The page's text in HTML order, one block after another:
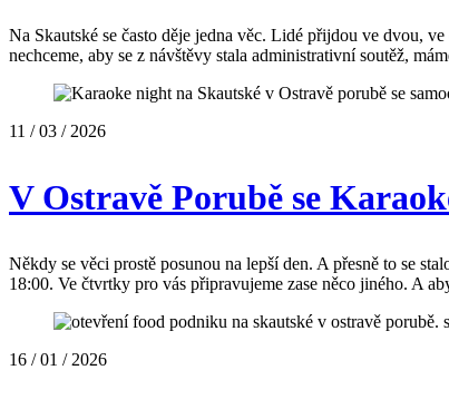
Na Skautské se často děje jedna věc. Lidé přijdou ve dvou,
nechceme, aby se z návštěvy stala administrativní soutěž,
11 / 03 / 2026
V Ostravě Porubě se
Někdy se věci prostě posunou na lepší den. A přesně to se
18:00. Ve čtvrtky pro vás připravujeme zase něco jiného. A
16 / 01 / 2026